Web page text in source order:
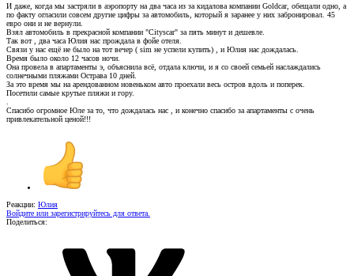
И даже, когда мы застряли в аэропорту на два часа из за кидалова компании Goldcar, обещали одно, а
по факту огласили совсем другие цифры за автомобиль, который я заранее у них забронировал. 45
евро они и не вернули.
Взял автомобиль в прекрасной компании "Cityscar" за пять минут и дешевле.
Так вот , два часа Юлия нас прождала в фойе отеля.
Связи у нас ещё не было на тот вечер ( sim не успели купить) , и Юлия нас дождалась.
Время было около 12 часов ночи.
Она провела в апартаменты э, объяснила всё, отдала ключи, и я со своей семьей наслаждались
солнечными пляжами Острава 10 дней.
За это время мы на арендованном новеньком авто проехали весь остров вдоль и поперек.
Посетили самые крутые пляжи и гору.
Спасибо огромное Юле за то, что дождалась нас , и конечно спасибо за апартаменты с очень
привлекательной ценой!!!
Реакции: Юлия
Войдите или зарегистрируйтесь для ответа.
Поделиться: